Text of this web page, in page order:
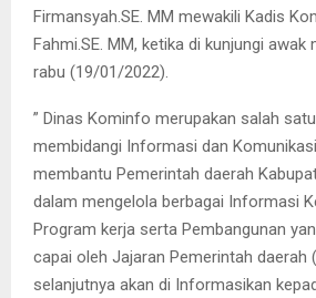
Firmansyah.SE. MM mewakili Kadis
Fahmi.SE. MM, ketika di kunjungi awak
rabu (19/01/2022).
” Dinas Kominfo merupakan salah
membidangi Informasi dan
membantu Pemerintah daerah
dalam mengelola berbagai Informasi
Program kerja serta Pembangunan
capai oleh Jajaran Pemerintah daerah
selanjutnya akan di Informasikan